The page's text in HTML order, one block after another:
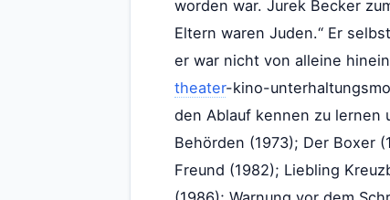
worden war. Jurek Becker
Eltern waren Juden.“ Er
er war nicht von alleine
theater-kino-
den Ablauf kennen zu lernen
Behörden (1973); Der Boxer
Freund (1982); Liebling